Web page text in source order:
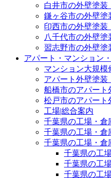
白井市の外壁塗装
鎌ヶ谷市の外壁塗
印西市の外壁塗装
八千代市の外壁塗
習志野市の外壁塗
アパート・マンション
マンション大規模
アパート外壁塗装
船橋市のアパート
松戸市のアパート
工場|総合案内
千葉県の工場・倉
千葉県の工場・倉
千葉県の工場・倉
千葉県の工
千葉県の工
千葉県の工